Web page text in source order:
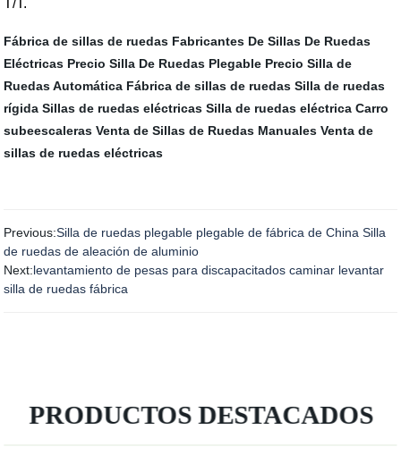
T/T.
Fábrica de sillas de ruedas Fabricantes De Sillas De Ruedas
Eléctricas Precio Silla De Ruedas Plegable Precio Silla de
Ruedas Automática Fábrica de sillas de ruedas Silla de ruedas
rígida Sillas de ruedas eléctricas Silla de ruedas eléctrica Carro
subeescaleras Venta de Sillas de Ruedas Manuales Venta de
sillas de ruedas eléctricas
Previous:Silla de ruedas plegable plegable de fábrica de China Silla
de ruedas de aleación de aluminio
Next:levantamiento de pesas para discapacitados caminar levantar
silla de ruedas fábrica
PRODUCTOS DESTACADOS